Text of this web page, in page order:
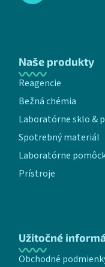
Naše produkty
Reagencie
Bežná chémia
Laboratórne sklo &
Spotrebný materiál
Laboratórne
Prístroje
Užitočné
Obchodné